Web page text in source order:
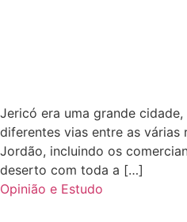
Jericó era uma grande
diferentes vias entre as
Jordão, incluindo os
deserto com toda a […]
Opinião e Estudo